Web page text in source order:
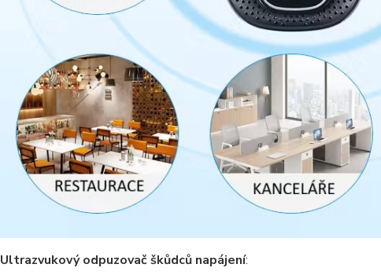
Ultrazvukový odpuzovač škůdců napájení: